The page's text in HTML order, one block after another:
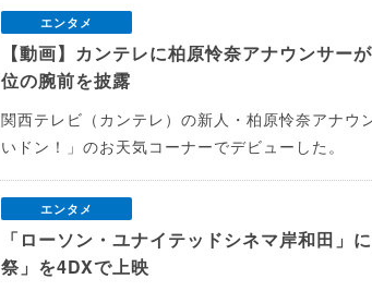
エンタメ
【動画】カンテレに柏原怜奈アナウンサ
位の腕前を披露
関西テレビ（カンテレ）の新人・柏原怜奈アナウ
いドン！」のお天気コーナーでデビューした。
エンタメ
「ローソン・ユナイテッドシネマ岸和田
祭」を4DXで上映